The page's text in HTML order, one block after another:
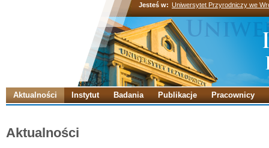
Jesteś w: Uniwersytet Przyrodniczy we
Aktualności Instytut Badania Publikacje Pracownicy
Aktualności